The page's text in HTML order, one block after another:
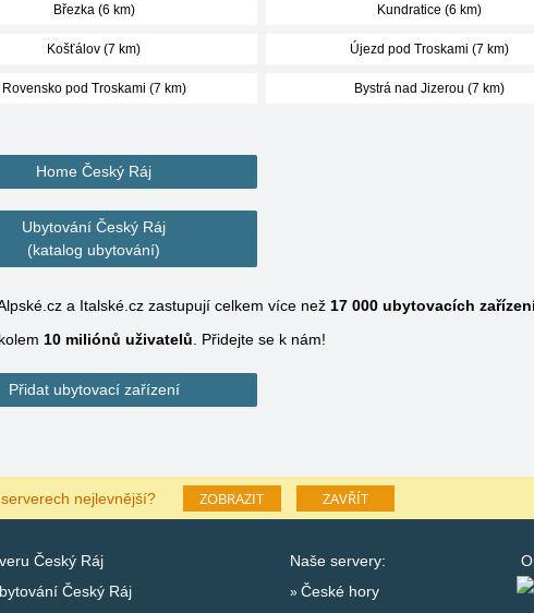
Březka (6 km) Kundratice (6 km)
Košťálov (7 km) Újezd pod Troskami (7 km)
Rovensko pod Troskami (7 km) Bystrá nad Jizerou (7 km)
Home Český Ráj
Ubytování Český Ráj
(katalog ubytování)
a Italské.cz zastupují celkem více než 17 000ubytovacích
10 miliónů uživatelů Přidejte se k nám!
Přidat ubytovací zařízení
nejlevnější? ZOBRAZIT ZAVŘÍT
Český Ráj
Český Ráj
Naše servery:
České hory